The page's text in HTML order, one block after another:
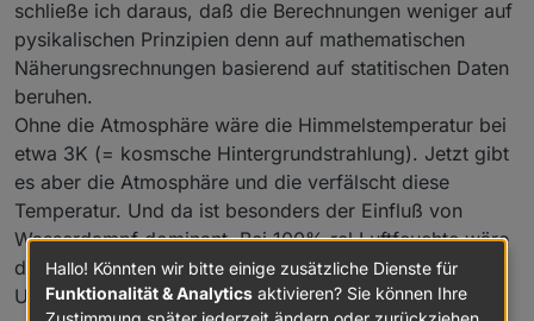
schließe ich daraus, daß die Berechnungen weniger auf
pysikalischen Prinzipien denn auf mathematischen
Näherungsrechnungen basierend auf statitischen Daten
beruhen.
Ohne die Atmosphäre wäre die Himmelstemperatur bei
etwa 3K (= kosmsche Hintergrundstrahlung). Jetzt gibt
es aber die Atmosphäre und die verfälscht diese
Temperatur. Und da ist besonders der Einfluß von
Wasserdampf dominant. Bei 100% rel Luftfeuchte wäre
die Himmelstemperatur gleich der
Umgebungstemperatur. Damit haben wir schon mal
Hallo! Könnten wir bitte einige zusätzliche Dienste für
Funktionalität & Analytics aktivieren? Sie können Ihre